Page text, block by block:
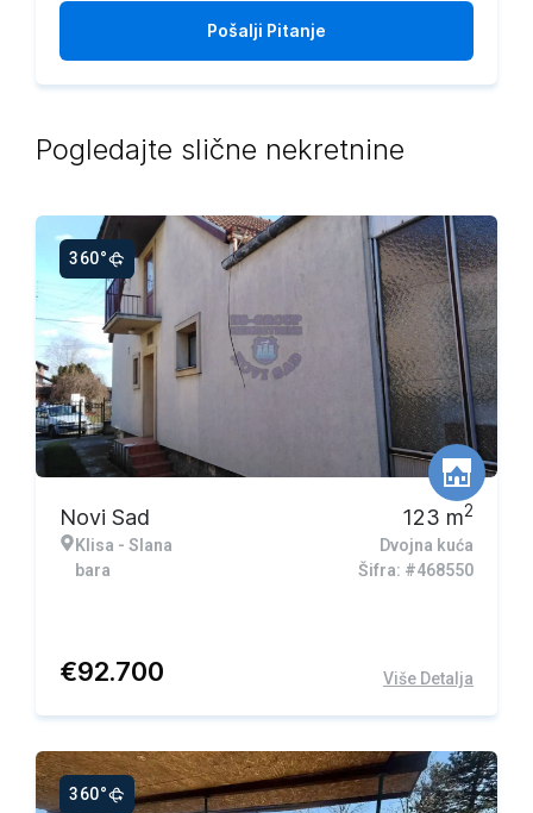
Pošalji Pitanje
Pogledajte slične nekretnine
360°
Novi Sad
Klisa - Slana
bara
123 m2
Dvojna kuća
Šifra: #468550
€92.700 Više Detalja
360°